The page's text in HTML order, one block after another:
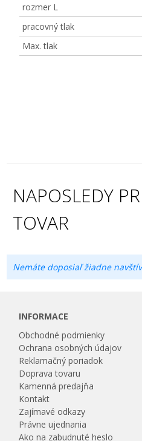
rozmer L
pracovný tlak
Max. tlak
NAPOSLEDY
TOVAR
Nemáte doposiaľ žiadne
INFORMACE
Obchodné podmienky
Ochrana osobných údajov
Reklamačný poriadok
Doprava tovaru
Kamenná predajňa
Kontakt
Zajímavé odkazy
Právne ujednania
Ako na zabudnuté heslo